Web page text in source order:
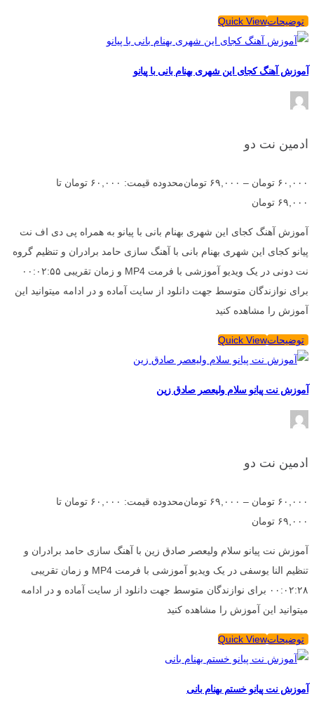
توضیحاتQuick View
آموزش آهنگ کجای این شهری بهنام بانی با پیانو
ادمین نت دو
۶۰,۰۰۰ تومان – ۶۹,۰۰۰ تومان
محدوده قیمت: ۶۰,۰۰۰ تومان تا
۶۹,۰۰۰ تومان
آموزش آهنگ کجای این شهری بهنام بانی با پیانو به همراه پی دی اف نت
پیانو کجای این شهری بهنام بانی با آهنگ سازی حامد برادران و تنظیم گروه
نت دونی در یک ویدیو آموزشی با فرمت MP4 و زمان تقریبی ۰۰:۰۲:۵۵
برای نوازندگان متوسط جهت دانلود از سایت آماده و در ادامه میتوانید این
آموزش را مشاهده کنید
توضیحاتQuick View
آموزش نت پیانو سلام ولیعصر صادق زین
ادمین نت دو
۶۰,۰۰۰ تومان – ۶۹,۰۰۰ تومان
محدوده قیمت: ۶۰,۰۰۰ تومان تا
۶۹,۰۰۰ تومان
آموزش نت پیانو سلام ولیعصر صادق زین با آهنگ سازی حامد برادران و
تنظیم النا یوسفی در یک ویدیو آموزشی با فرمت MP4 و زمان تقریبی
۰۰:۰۲:۲۸ برای نوازندگان متوسط جهت دانلود از سایت آماده و در ادامه
میتوانید این آموزش را مشاهده کنید
توضیحاتQuick View
آموزش نت پیانو خستم بهنام بانی